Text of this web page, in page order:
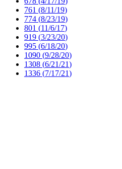
761 (8/11/19)
774 (8/23/19)
801 (11/6/17)
919 (3/23/20)
995 (6/18/20)
1090 (9/28/20)
1308 (6/21/21)
1336 (7/17/21)